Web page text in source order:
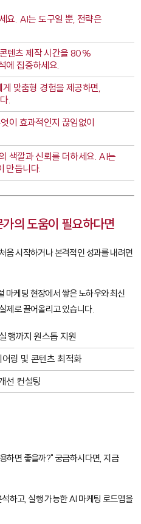
요. AI는 도구일 뿐, 전략은
텐츠 제작 시간을 80%
에 집중하세요.
맞춤형 경험을 제공하면,
.
이 효과적인지 끊임없이
색깔과 신뢰를 더하세요. AI는
만듭니다.
의 도움이 필요하다면
음 시작하거나 본격적인 성과를 내려면
마케팅 현장에서 쌓은 노하우와 최신
제로 끌어올리고 있습니다.
행까지 원스톱 지원
링 및 콘텐츠 최적화
선 컨설팅
하면 좋을까?" 궁금하시다면, 지금
하고, 실행 가능한 AI 마케팅 로드맵을